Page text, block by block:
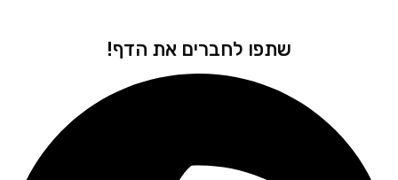
שתפו לחברים את הדף!